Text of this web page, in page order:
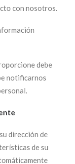
con nosotros.
debe
notificarnos
dirección de
de su